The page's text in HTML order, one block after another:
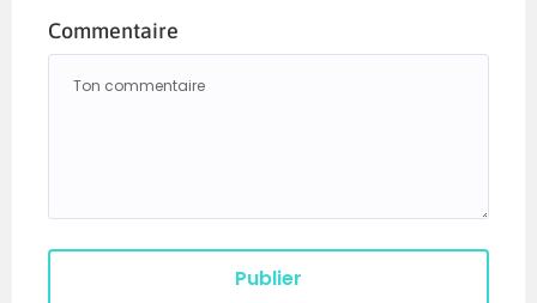
Commentaire